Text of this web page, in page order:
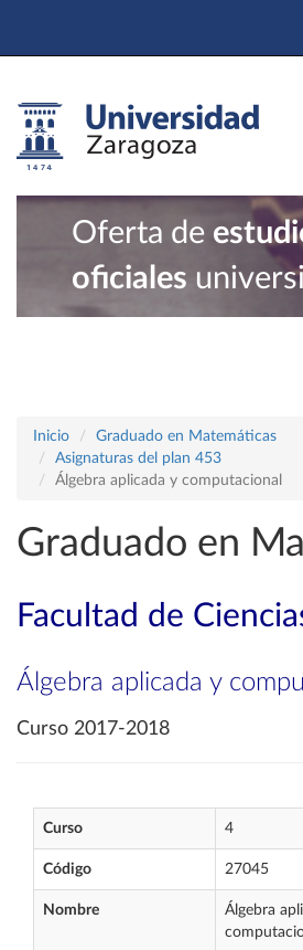
Oferta de
oficiales
Inicio
Graduado en Matemáticas
Asignaturas del plan 453
Álgebra aplicada y computacional
Graduado en
Facultad de
Álgebra aplicada y
Curso 2017-2018
Curso 4
Código 27045
Nombre
Álgebra